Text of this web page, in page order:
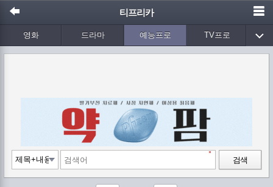
티프리카
영화 드라마 예능프로 TV프로
애니메이션 음악 Wetv
검색